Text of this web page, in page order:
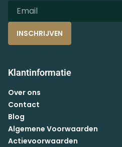
INSCHRIJVEN
Klantinformatie
Over ons
Contact
Blog
Algemene Voorwaarden
Actievoorwaarden